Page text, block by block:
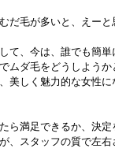
だ毛が多いと、えーと
て、今は、誰でも簡
ムダ毛をどうしよう
美しく魅力的な女性に
ら満足できるか、決
、スタッフの質で左右